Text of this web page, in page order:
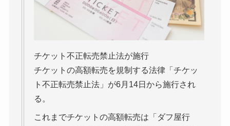
チケット不正転売禁止法が施行
チケットの高額転売を規制する法律「チケッ
ト不正転売禁止法」が6月14日から施行され
る。
これまでチケットの高額転売は「ダフ屋行